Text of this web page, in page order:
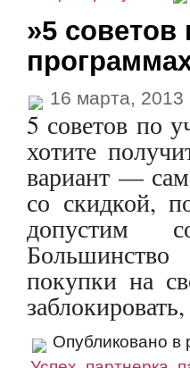
»5 советов
16 марта,
5 советов по
хотите
вариант —
со скидкой,
допустим
покупки на
Опубликовано в